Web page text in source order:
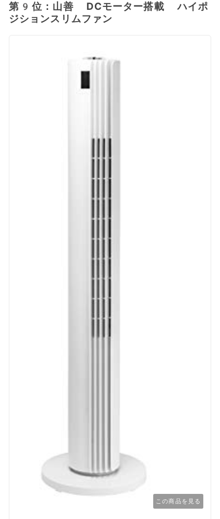
第9位：山善 DCモーター搭載 ハイポ
ジションスリムファン
この商品を見る